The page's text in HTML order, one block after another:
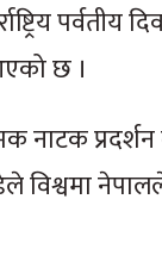
छ ।
नाटक
नेपालले